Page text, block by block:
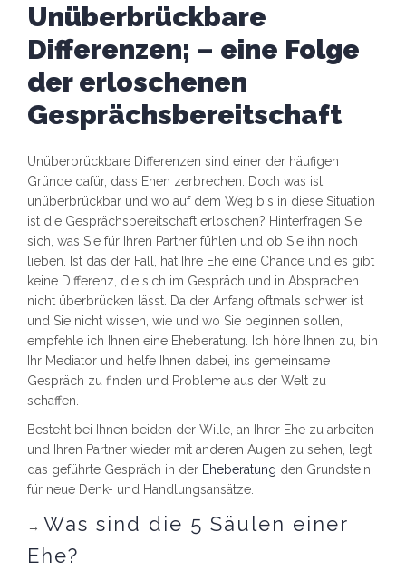
Unüberbrückbare
Differenzen; – eine Folge
der erloschenen
Gesprächsbereitschaft
Unüberbrückbare Differenzen sind einer der häufigen
Gründe dafür, dass Ehen zerbrechen. Doch was ist
unüberbrückbar und wo auf dem Weg bis in diese Situation
ist die Gesprächsbereitschaft erloschen? Hinterfragen Sie
sich, was Sie für Ihren Partner fühlen und ob Sie ihn noch
lieben. Ist das der Fall, hat Ihre Ehe eine Chance und es gibt
keine Differenz, die sich im Gespräch und in Absprachen
nicht überbrücken lässt. Da der Anfang oftmals schwer ist
und Sie nicht wissen, wie und wo Sie beginnen sollen,
empfehle ich Ihnen eine Eheberatung. Ich höre Ihnen zu, bin
Ihr Mediator und helfe Ihnen dabei, ins gemeinsame
Gespräch zu finden und Probleme aus der Welt zu
schaffen.
Besteht bei Ihnen beiden der Wille, an Ihrer Ehe zu arbeiten
und Ihren Partner wieder mit anderen Augen zu sehen, legt
das geführte Gespräch in der Eheberatung den Grundstein
für neue Denk- und Handlungsansätze.
→ Was sind die 5 Säulen einer
Ehe?